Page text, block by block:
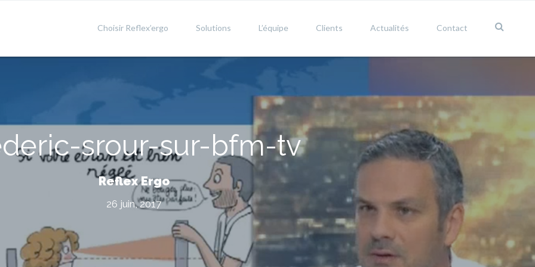
Choisir Reflex’ergo Solutions L’équipe Clients Actualités Contact
srour-sur-bfm-tv
Reflex Ergo
26 juin, 2017